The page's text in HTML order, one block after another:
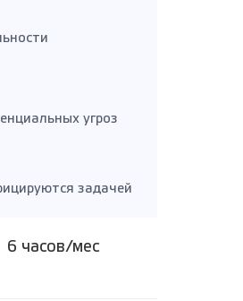
угроз
задачей
6 часов/мес